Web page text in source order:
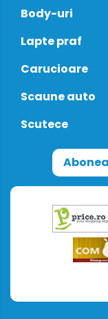
Body-uri
Lapte praf
Carucioare
Scaune auto
Scutece